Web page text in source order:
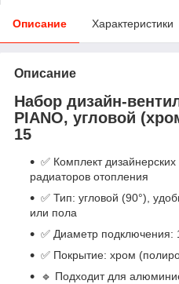
Описание Характеристики
Описание
Набор дизайн-
PIANO, угловой
15
✅ Комплект
радиаторов отопления
✅ Тип: угловой (90°),
или пола
✅ Диаметр подключения:
✅ Покрытие: хром
🔹 Подходит для